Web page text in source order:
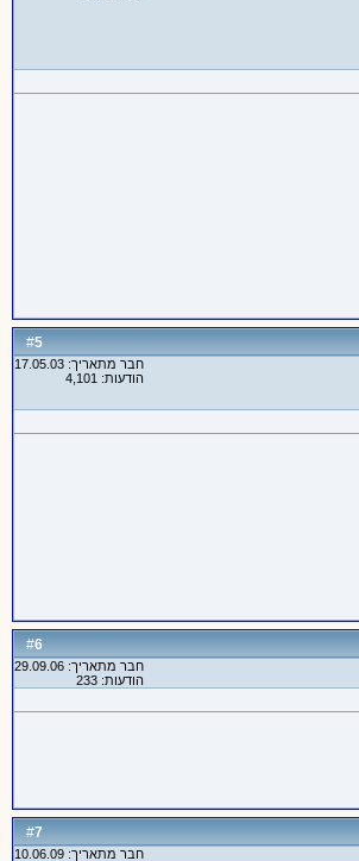
#
5
חבר מתאריך: 17.05.03
הודעות: 4,101
#
6
חבר מתאריך: 29.09.06
הודעות: 233
#
7
חבר מתאריך: 10.06.09